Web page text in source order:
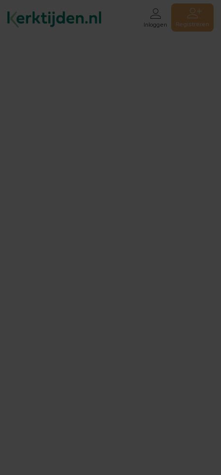
Inloggen Registreren